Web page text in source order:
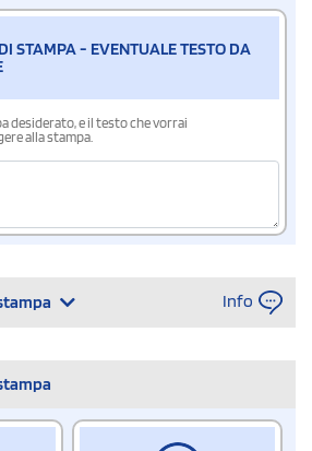
STAMPA - EVENTUALE TESTO DA
desiderato, e il testo che vorrai
alla stampa.
Info